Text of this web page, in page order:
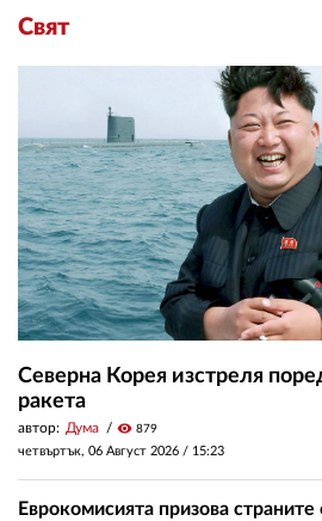
Свят
Северна Корея изстреля
ракета
автор: Дума visibility 879
четвъртък, 06 Август 2026 / 15:23
Еврокомисията призова